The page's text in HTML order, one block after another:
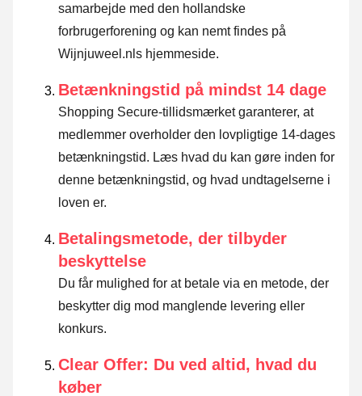
samarbejde med den hollandske
forbrugerforening og kan nemt findes på
Wijnjuweel.nls hjemmeside.
Betænkningstid på mindst 14 dage
Shopping Secure-tillidsmærket garanterer, at
medlemmer overholder den lovpligtige 14-dages
betænkningstid. Læs hvad du kan gøre inden for
denne betænkningstid, og hvad undtagelserne i
loven er.
Betalingsmetode, der tilbyder
beskyttelse
Du får mulighed for at betale via en metode, der
beskytter dig mod manglende levering eller
konkurs.
Clear Offer: Du ved altid, hvad du
køber